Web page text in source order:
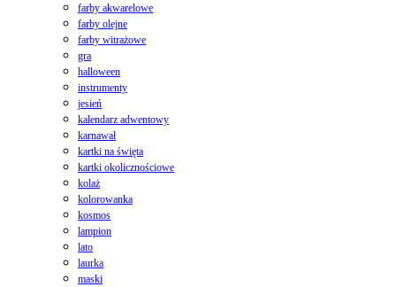
farby akwarelowe
farby olejne
farby witrażowe
gra
halloween
instrumenty
jesień
kalendarz adwentowy
karnawał
kartki na święta
kartki okolicznościowe
kolaż
kolorowanka
kosmos
lampion
lato
laurka
maski